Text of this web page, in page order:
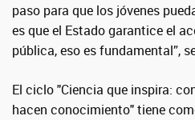
paso para que los jóvenes
es que el Estado garantice el
pública, eso es fundamental”,
El ciclo "Ciencia que inspira:
hacen conocimiento" tiene